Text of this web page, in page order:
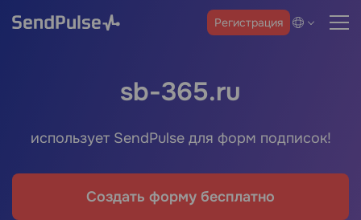
Регистрация
sb-365.ru
использует SendPulse для форм подписок!
Создать форму бесплатно